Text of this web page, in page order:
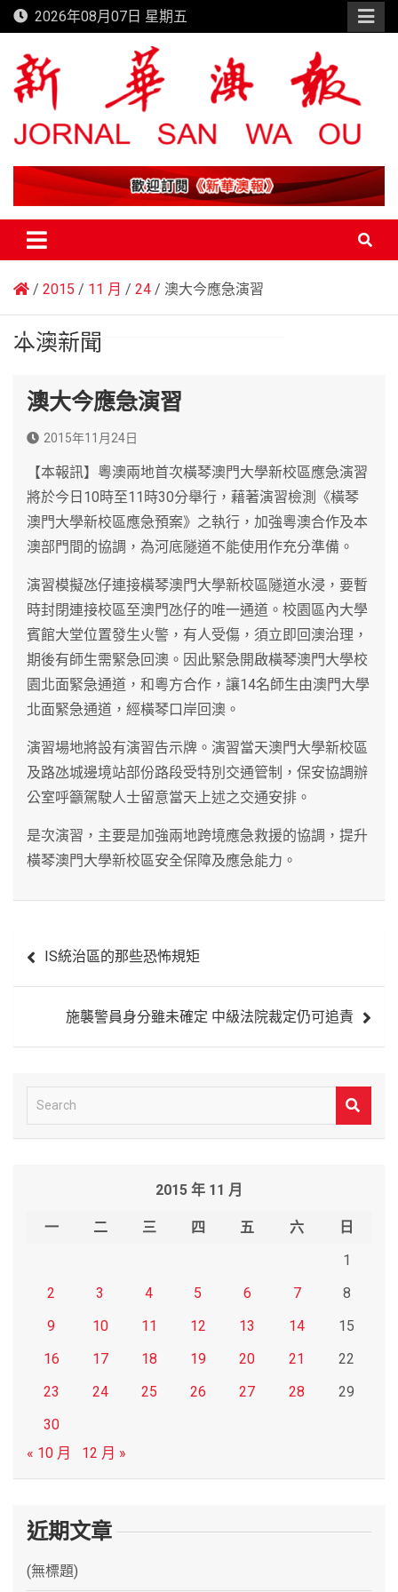
Skip
to
content
2026年08月07日 星期五
新華澳報
2015 11 月 24 澳大今應急演習
本澳新聞
澳大今應急演習
2015年11月24日
【本報訊】粵澳兩地首次橫琴澳門大學新校區應急演習
將於今日10時至11時30分舉行，藉著演習檢測《橫琴
澳門大學新校區應急預案》之執行，加強粵澳合作及本
澳部門間的協調，為河底隧道不能使用作充分準備。
演習模擬氹仔連接橫琴澳門大學新校區隧道水浸，要暫
時封閉連接校區至澳門氹仔的唯一通道。校園區內大學
賓館大堂位置發生火警，有人受傷，須立即回澳治理，
期後有師生需緊急回澳。因此緊急開啟橫琴澳門大學校
園北面緊急通道，和粵方合作，讓14名師生由澳門大學
北面緊急通道，經橫琴口岸回澳。
演習場地將設有演習告示牌。演習當天澳門大學新校區
及路氹城邊境站部份路段受特別交通管制，保安協調辦
公室呼籲駕駛人士留意當天上述之交通安排。
是次演習，主要是加強兩地跨境應急救援的協調，提升
橫琴澳門大學新校區安全保障及應急能力。
章
IS統治區的那些恐怖規矩
施襲警員身分雖未確定 中級法院裁定仍可追責
e
2015 年 11 月
一 二 三 四 五 六
日
1
2
3 4 5 6 7
8
9
10 11 12 13 14
15
16
17 18 19 20 21
22
23
24 25 26 27 28
29
30
« 10 月
12 月 »
近期文章
(無標題)